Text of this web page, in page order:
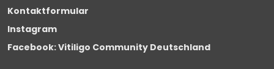
Kontaktformular
Instagram
Facebook: Vitiligo Community Deutschland